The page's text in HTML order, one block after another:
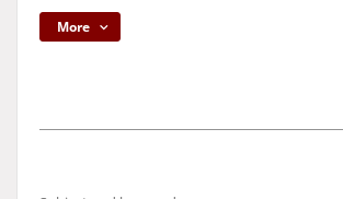
More